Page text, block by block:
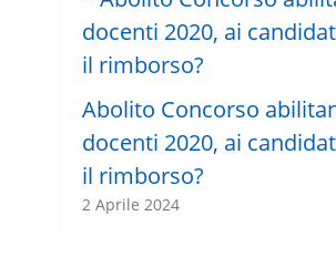
Abolito Concorso
docenti 2020, ai
il rimborso?
2 Aprile 2024